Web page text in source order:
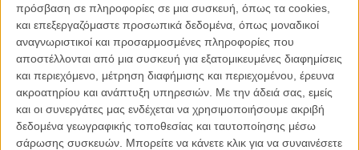
πρόσβαση σε πληροφορίες σε μια συσκευή, όπως τα cookies,
και επεξεργαζόμαστε προσωπικά δεδομένα, όπως μοναδικοί
αναγνωριστικοί και προσαρμοσμένες πληροφορίες που
αποστέλλονται από μια συσκευή για εξατομικευμένες διαφημίσεις
και περιεχόμενο, μέτρηση διαφήμισης και περιεχομένου, έρευνα
ακροατηρίου και ανάπτυξη υπηρεσιών. Με την άδειά σας, εμείς
και οι συνεργάτες μας ενδέχεται να χρησιμοποιήσουμε ακριβή
δεδομένα γεωγραφικής τοποθεσίας και ταυτοποίησης μέσω
σάρωσης συσκευών. Μπορείτε να κάνετε κλικ για να συναινέσετε
τρομακτική αλήθεια: «Οι περιοχές σας είναι το σώμα, η Κάπιτολ
είναι η καρδιά που χτυπάει. Η σκληρή δουλειά σας μας θρέφει και
εμείς σε αντάλλαγμα σας θρέφουμε και σας προστατεύουμε».
Τι γίνεται όμως, με όσους αντιστέκονται;
«Αν αντισταθείς, θα πεινάσεις. Αν πολεμήσεις εναντίον του
συστήματος, είσαι εσύ που θα ματώσεις. Ξέρω ότι θα σταθείτε μαζί
μου, μαζί μας, όλοι μας, μαζί, σαν ένα.»